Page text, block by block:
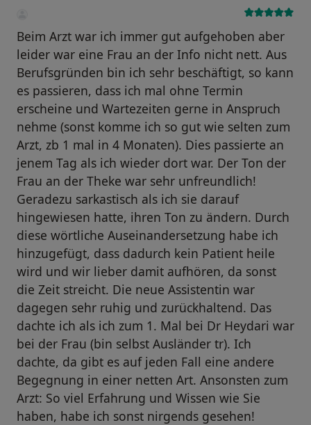
Beim Arzt war ich immer gut aufgehoben aber
leider war eine Frau an der Info nicht nett. Aus
Berufsgründen bin ich sehr beschäftigt, so kann
es passieren, dass ich mal ohne Termin
erscheine und Wartezeiten gerne in Anspruch
nehme (sonst komme ich so gut wie selten zum
Arzt, zb 1 mal in 4 Monaten). Dies passierte an
jenem Tag als ich wieder dort war. Der Ton der
Frau an der Theke war sehr unfreundlich!
Geradezu sarkastisch als ich sie darauf
hingewiesen hatte, ihren Ton zu ändern. Durch
diese wörtliche Auseinandersetzung habe ich
hinzugefügt, dass dadurch kein Patient heile
wird und wir lieber damit aufhören, da sonst
die Zeit streicht. Die neue Assistentin war
dagegen sehr ruhig und zurückhaltend. Das
dachte ich als ich zum 1. Mal bei Dr Heydari war
bei der Frau (bin selbst Ausländer tr). Ich
dachte, da gibt es auf jeden Fall eine andere
Begegnung in einer netten Art. Ansonsten zum
Arzt: So viel Erfahrung und Wissen wie Sie
haben, habe ich sonst nirgends gesehen!